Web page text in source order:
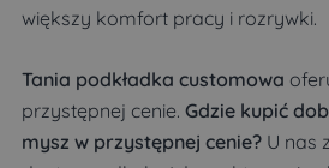
większy komfort pracy i rozrywki.
Tania podkładka customowa
przystępnej cenie. Gdzie kupić
mysz w przystępnej cenie? U nas